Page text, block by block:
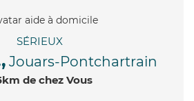
SÉRIEUX
Jouars-Pontchartrain
de chez Vous